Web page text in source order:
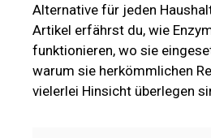
Alternative für jeden
Artikel erfährst du, wie
funktionieren, wo sie
warum sie herkömmlichen
vielerlei Hinsicht überlegen